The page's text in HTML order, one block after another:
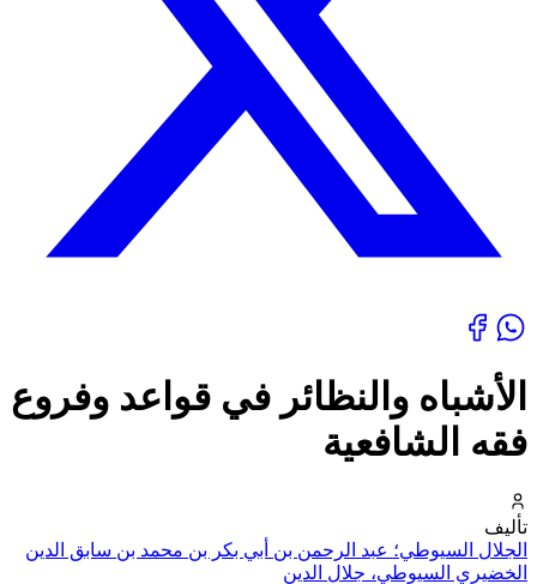
الأشباه والنظائر في قواعد وفروع
فقه الشافعية
تأليف
الجلال السيوطي؛ عبد الرحمن بن أبي بكر بن محمد بن سابق الدين
الخضيري السيوطي، جلال الدين